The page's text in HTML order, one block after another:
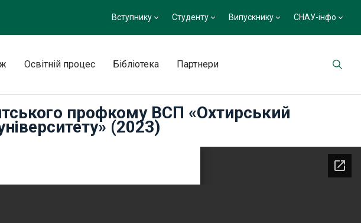
Вступнику Студенту Випускнику СНАУ-інфо
Освітній процес Бібліотека Партнери
профкому ВСП «Охтирський
(2023)